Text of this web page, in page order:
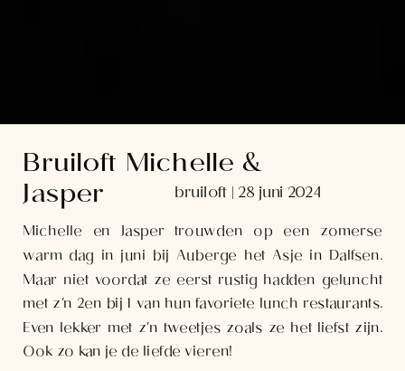
Michelle en Jasper trouwden op een zomerse
warm dag in juni bij Auberge het Asje in Dalfsen.
Maar niet voordat ze eerst rustig hadden geluncht
met z'n 2en bij 1 van hun favoriete lunch restaurants.
Even lekker met z'n tweetjes zoals ze het liefst zijn.
Ook zo kan je de liefde vieren!
bruiloft | 28 juni 2024
Bruiloft Michelle &
Jasper